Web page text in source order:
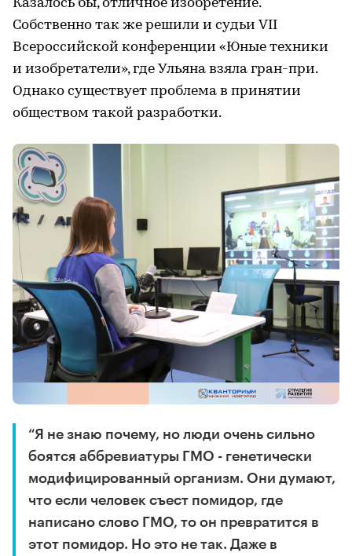
Казалось бы, отличное изобретение.
Собственно так же решили и судьи VII
Всероссийской конференции «Юные техники
и изобретатели», где Ульяна взяла гран-при.
Однако существует проблема в принятии
обществом такой разработки.
“Я не знаю почему, но люди очень сильно
боятся аббревиатуры ГМО - генетически
модифицированный организм. Они думают,
что если человек съест помидор, где
написано слово ГМО, то он превратится в
этот помидор. Но это не так. Даже в